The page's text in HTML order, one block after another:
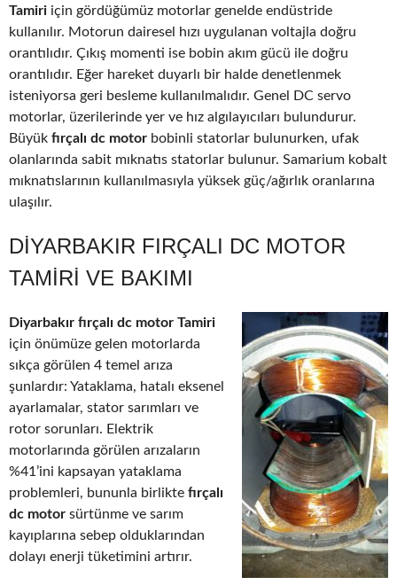
Tamiri için gördüğümüz motorlar genelde endüstride
kullanılır. Motorun dairesel hızı uygulanan voltajla doğru
orantılıdır. Çıkış momenti ise bobin akım gücü ile doğru
orantılıdır. Eğer hareket duyarlı bir halde denetlenmek
isteniyorsa geri besleme kullanılmalıdır. Genel DC servo
motorlar, üzerilerinde yer ve hız algılayıcıları bulundurur.
Büyük fırçalı dc motor bobinli statorlar bulunurken, ufak
olanlarında sabit mıknatıs statorlar bulunur. Samarium kobalt
mıknatıslarının kullanılmasıyla yüksek güç/ağırlık oranlarına
ulaşılır.
DIYARBAKIR FIRÇALI DC MOTOR
TAMIRI VE BAKIMI
Diyarbakır fırçalı dc motor Tamiri
için önümüze gelen motorlarda
sıkça görülen 4 temel arıza
şunlardır: Yataklama, hatalı eksenel
ayarlamalar, stator sarımları ve
rotor sorunları. Elektrik
motorlarında görülen arızaların
%41’ini kapsayan yataklama
problemleri, bununla birlikte fırçalı
dc motor sürtünme ve sarım
kayıplarına sebep olduklarından
dolayı enerji tüketimini artırır.